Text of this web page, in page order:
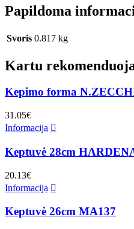
Papildoma
Svoris 0.817 kg
Kartu
Kepimo forma
31.05€
Informacija
Keptuvė 28cm
20.13€
Informacija
Keptuvė 26cm MA137